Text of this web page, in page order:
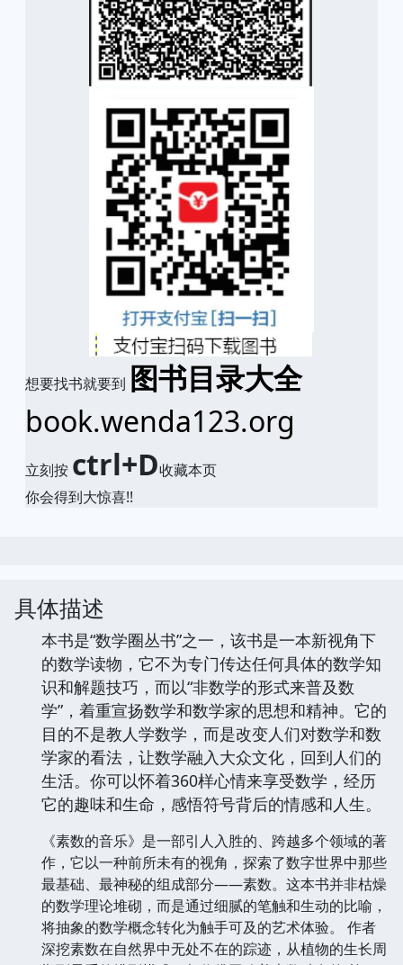
想要找书就要到 图书目录大全
book.wenda123.org
立刻按 ctrl+D收藏本页
你会得到大惊喜!!
具体描述
本书是“数学圈丛书”之一，该书是一本新视角下
的数学读物，它不为专门传达任何具体的数学知
识和解题技巧，而以“非数学的形式来普及数
学”，着重宣扬数学和数学家的思想和精神。它的
目的不是教人学数学，而是改变人们对数学和数
学家的看法，让数学融入大众文化，回到人们的
生活。你可以怀着360样心情来享受数学，经历
它的趣味和生命，感悟符号背后的情感和人生。
《素数的音乐》是一部引人入胜的、跨越多个领域的著
作，它以一种前所未有的视角，探索了数字世界中那些
最基础、最神秘的组成部分——素数。这本书并非枯燥
的数学理论堆砌，而是通过细腻的笔触和生动的比喻，
将抽象的数学概念转化为触手可及的艺术体验。 作者
深挖素数在自然界中无处不在的踪迹，从植物的生长周